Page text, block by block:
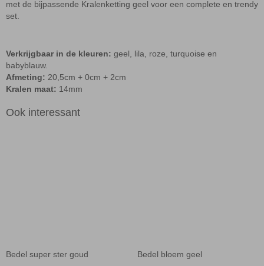
met de bijpassende Kralenketting geel voor een complete en trendy
set.
Verkrijgbaar in de kleuren: geel, lila, roze, turquoise en
babyblauw.
Afmeting: 20,5cm + 0cm + 2cm
Kralen maat: 14mm
Ook interessant
Bedel super ster goud Bedel bloem geel